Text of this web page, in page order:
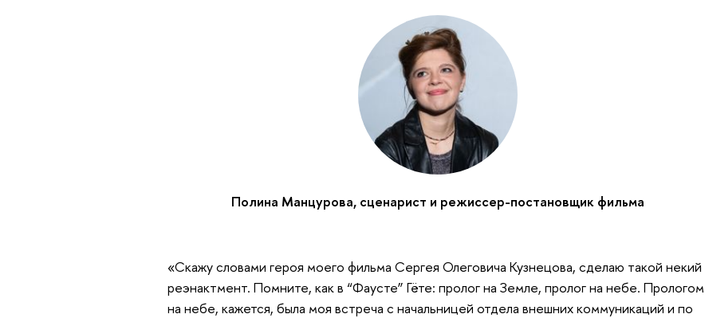
Полина Манцурова, сценарист и режиссер-постановщик фильма
«Скажу словами героя моего фильма Сергея Олеговича Кузнецова, сделаю такой некий
реэнактмент. Помните, как в “Фаусте” Гёте: пролог на Земле, пролог на небе. Прологом
на небе, кажется, была моя встреча с начальницей отдела внешних коммуникаций и по